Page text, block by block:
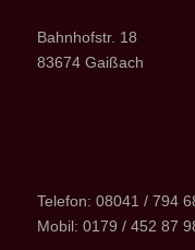
Bahnhofstr. 18
83674 Gaißach
Telefon: 08041 / 794
Mobil: 0179 / 452 87